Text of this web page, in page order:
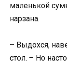
маленькой
нарзана.
– Выдохся,
стол. – Но